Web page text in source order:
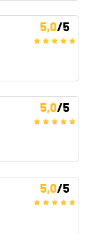
5,0/5
5,0/5
5,0/5